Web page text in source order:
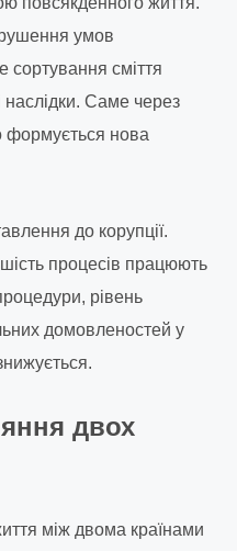
умов
сміття
наслідки. Саме через
формується нова
до корупції.
процесів працюють
рівень
домовленостей у
двох
між двома країнами